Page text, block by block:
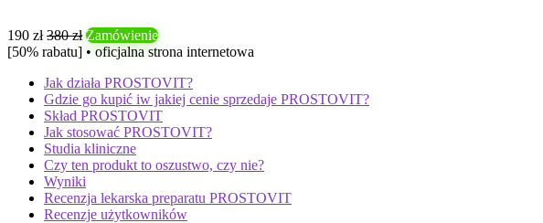
190 zł 380 zł Zamówienie
[50% rabatu] • oficjalna strona internetowa
Jak działa PROSTOVIT?
Gdzie go kupić iw jakiej cenie sprzedaje PROSTOVIT?
Skład PROSTOVIT
Jak stosować PROSTOVIT?
Studia kliniczne
Czy ten produkt to oszustwo, czy nie?
Wyniki
Recenzja lekarska preparatu PROSTOVIT
Recenzje użytkowników